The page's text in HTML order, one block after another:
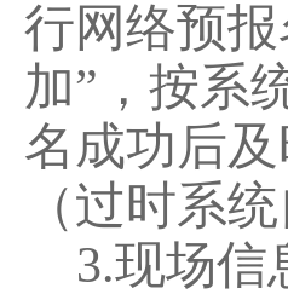
行网络预
加”，按系
名成功后
（过时系
3.现场信